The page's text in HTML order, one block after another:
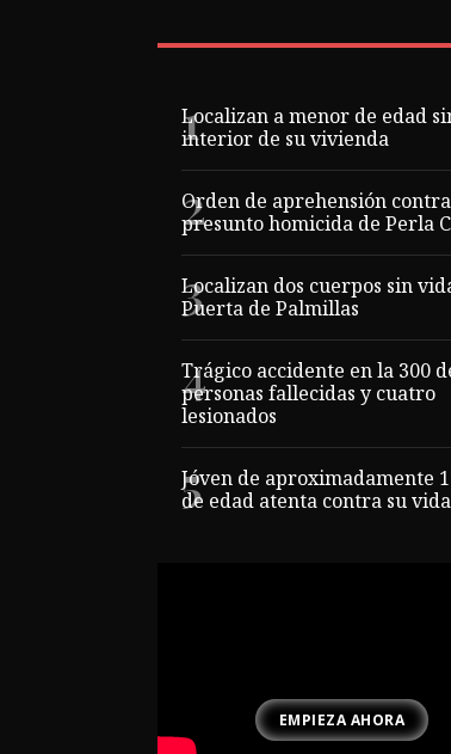
Localizan a menor de edad
interior de su vivienda
Orden de aprehensión contra
presunto homicida de Perla
Localizan dos cuerpos sin
Puerta de Palmillas
Trágico accidente en la 300
personas fallecidas y cuatro
lesionados
Jóven de aproximadamente
de edad atenta contra su vida
EMPIEZA AHORA